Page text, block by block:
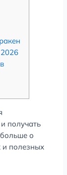
получать
о
и полезных